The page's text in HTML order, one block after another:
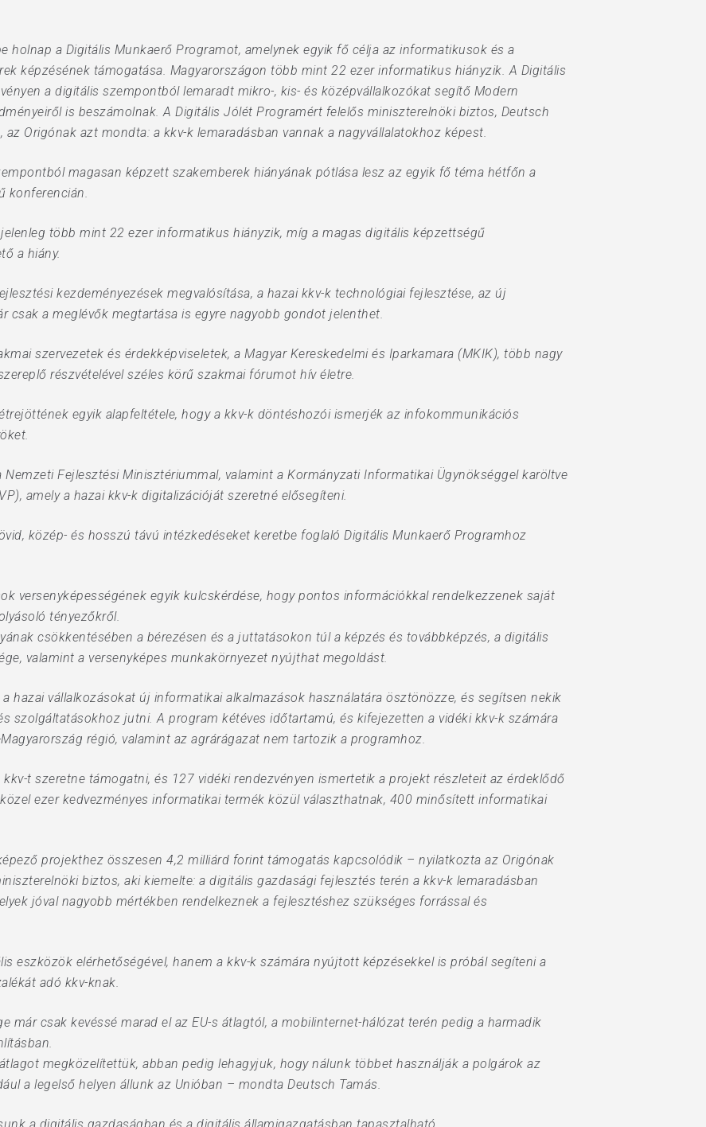
holnap a Digitális Munkaerő Programot, amelynek egyik fő célja az informatikusok és a
képzésének támogatása. Magyarországon több mint 22 ezer informatikus hiányzik. A Digitális
a digitális szempontból lemaradt mikro-, kis- és középvállalkozókat segítő Modern
is beszámolnak. A Digitális Jólét Programért felelős miniszterelnöki biztos, Deutsch
Origónak azt mondta: a kkv-k lemaradásban vannak a nagyvállalatokhoz képest.
magasan képzett szakemberek hiányának pótlása lesz az egyik fő téma hétfőn a
konferencián.
több mint 22 ezer informatikus hiányzik, míg a magas digitális képzettségű
a hiány.
kezdeményezések megvalósítása, a hazai kkv-k technológiai fejlesztése, az új
csak a meglévők megtartása is egyre nagyobb gondot jelenthet.
szervezetek és érdekképviseletek, a Magyar Kereskedelmi és Iparkamara (MKIK), több nagy
részvételével széles körű szakmai fórumot hív életre.
egyik alapfeltétele, hogy a kkv-k döntéshozói ismerjék az infokommunikációs
Fejlesztési Minisztériummal, valamint a Kormányzati Informatikai Ügynökséggel karöltve
amely a hazai kkv-k digitalizációját szeretné elősegíteni.
közép- és hosszú távú intézkedéseket keretbe foglaló Digitális Munkaerő Programhoz
versenyképességének egyik kulcskérdése, hogy pontos információkkal rendelkezzenek saját
tényezőkről.
csökkentésében a bérezésen és a juttatásokon túl a képzés és továbbképzés, a digitális
valamint a versenyképes munkakörnyezet nyújthat megoldást.
hazai vállalkozásokat új informatikai alkalmazások használatára ösztönözze, és segítsen nekik
szolgáltatásokhoz jutni. A program kétéves időtartamú, és kifejezetten a vidéki kkv-k számára
régió, valamint az agrárágazat nem tartozik a programhoz.
t szeretne támogatni, és 127 vidéki rendezvényen ismertetik a projekt részleteit az érdeklődő
ezer kedvezményes informatikai termék közül választhatnak, 400 minősített informatikai
projekthez összesen 4,2 milliárd forint támogatás kapcsolódik – nyilatkozta az Origónak
biztos, aki kiemelte: a digitális gazdasági fejlesztés terén a kkv-k lemaradásban
jóval nagyobb mértékben rendelkeznek a fejlesztéshez szükséges forrással és
eszközök elérhetőségével, hanem a kkv-k számára nyújtott képzésekkel is próbál segíteni a
adó kkv-knak.
már csak kevéssé marad el az EU-s átlagtól, a mobilinternet-hálózat terén pedig a harmadik
megközelítettük, abban pedig lehagyjuk, hogy nálunk többet használják a polgárok az
a legelső helyen állunk az Unióban – mondta Deutsch Tamás.